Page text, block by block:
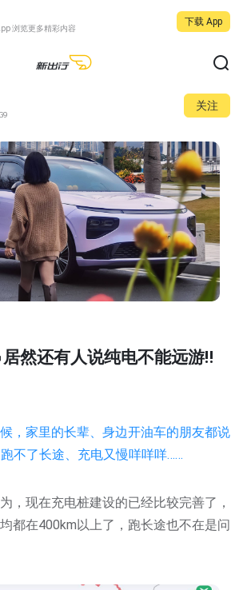
浏览更多精彩内容
下载 App
关注
然还有人说纯电不能远游‼️
，家里的长辈、身边开油车的朋友都说
不了长途、充电又慢咩咩咩……
，现在充电桩建设的已经比较完善了，
都在400km以上了，跑长途也不在是问